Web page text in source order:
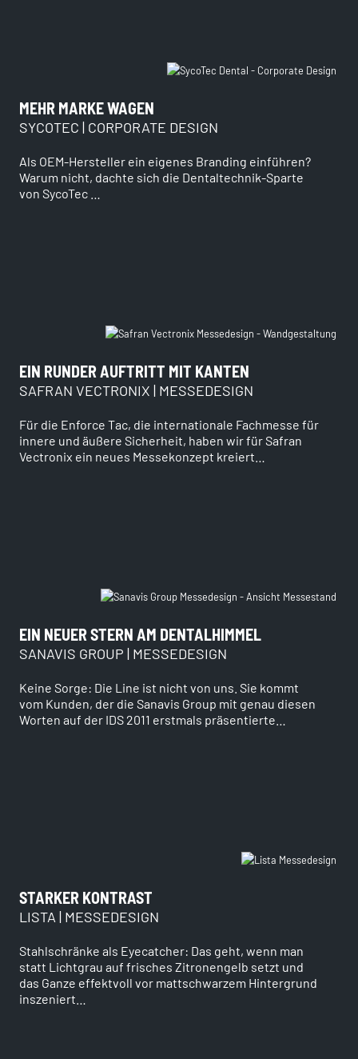
MEHR MARKE WAGEN
SYCOTEC | CORPORATE DESIGN
Als OEM-Hersteller ein eigenes Branding einführen?
Warum nicht, dachte sich die Dentaltechnik-Sparte
von SycoTec …
EIN RUNDER AUFTRITT MIT KANTEN
SAFRAN VECTRONIX | MESSEDESIGN
Für die Enforce Tac, die internationale Fachmesse für
innere und äußere Sicherheit, haben wir für Safran
Vectronix ein neues Messekonzept kreiert…
EIN NEUER STERN AM DENTALHIMMEL
SANAVIS GROUP | MESSEDESIGN
Keine Sorge: Die Line ist nicht von uns. Sie kommt
vom Kunden, der die Sanavis Group mit genau diesen
Worten auf der IDS 2011 erstmals präsentierte…
STARKER KONTRAST
LISTA | MESSEDESIGN
Stahlschränke als Eyecatcher: Das geht, wenn man
statt Lichtgrau auf frisches Zitronengelb setzt und
das Ganze effektvoll vor mattschwarzem Hintergrund
inszeniert…